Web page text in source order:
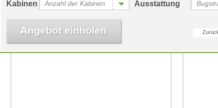
Kabinen Anzahl der Kabinen Ausstattung